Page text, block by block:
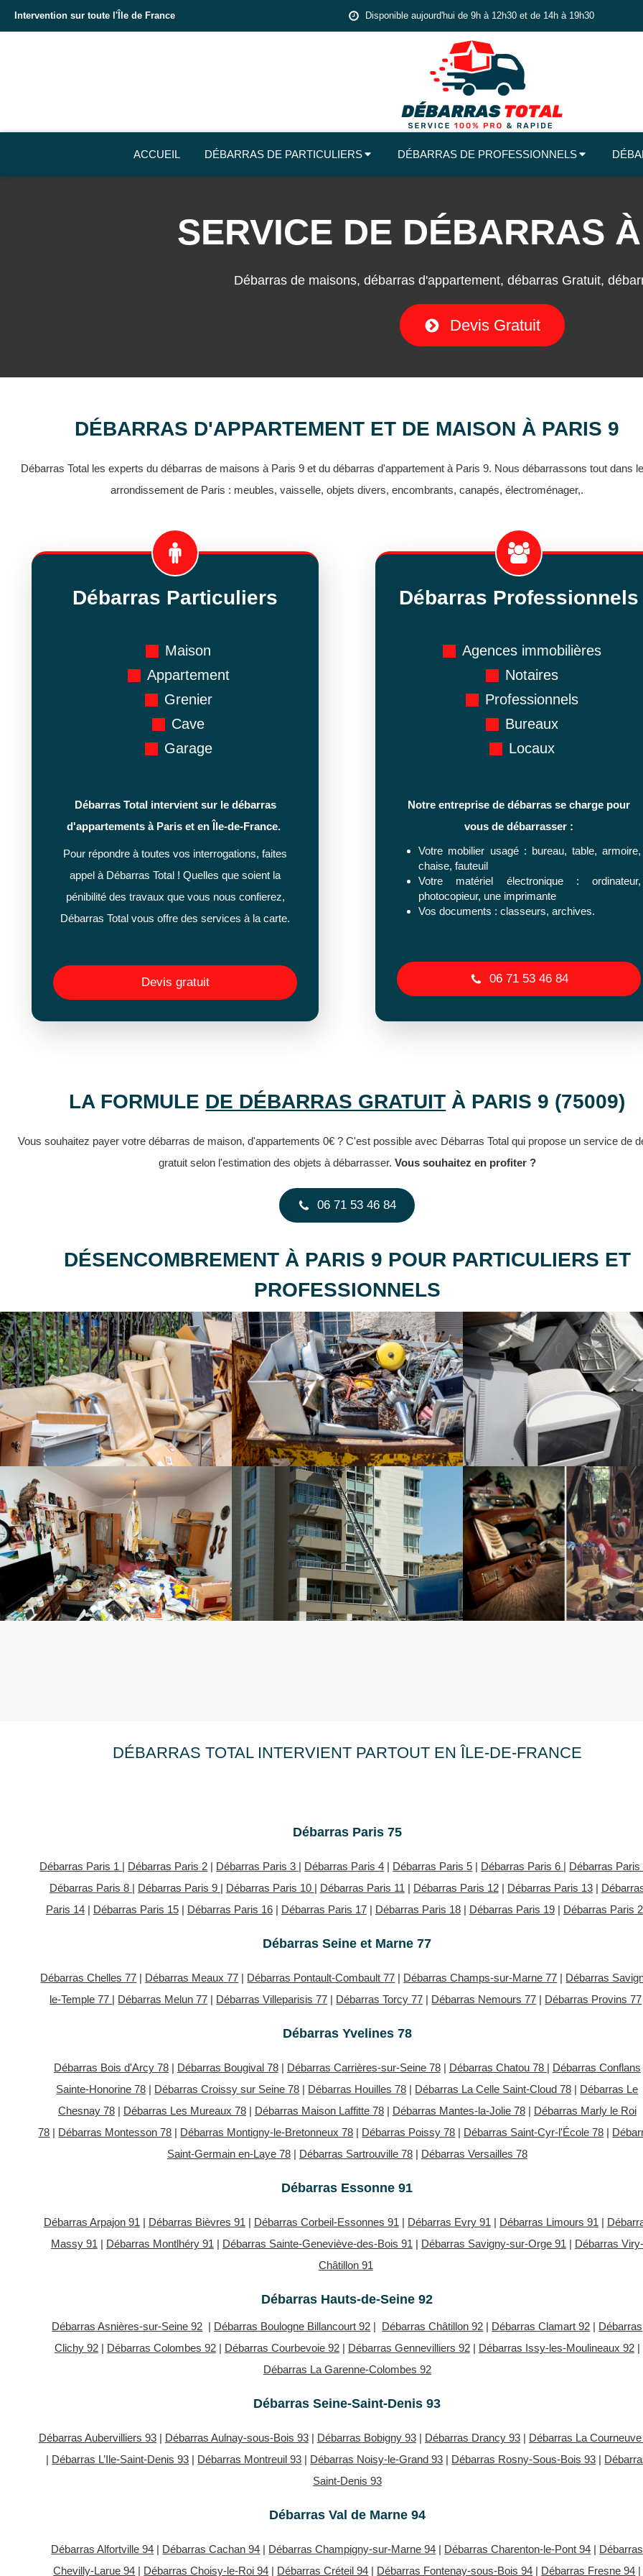
Disponible aujourd'hui de 9h à 12h30 et de 14h à 19h30
Intervention sur toute l'Île de France
ACCUEIL DÉBARRAS DE PARTICULIERS DÉBARRAS DE PROFESSIONNELS
SERVICE DE DÉBARRAS
Débarras de maisons, débarras d'appartement, débarras Gratuit,
Devis Gratuit
DÉBARRAS D'APPARTEMENT ET DE MAISON À PARIS 9
Débarras Total les experts du débarras de maisons à Paris 9 et du débarras d'appartement à Paris 9. Nous débarrassons tout dans
arrondissement de Paris : meubles, vaisselle, objets divers, encombrants, canapés, électroménager,.
Débarras Particuliers
Maison
Appartement
Grenier
Cave
Garage
Débarras Total intervient sur le débarras
d'appartements à Paris et en Île-de-France.
Pour répondre à toutes vos interrogations, faites
appel à Débarras Total ! Quelles que soient la
pénibilité des travaux que vous nous confierez,
Débarras Total vous offre des services à la carte.
Devis gratuit
Débarras Professionnels
Agences immobilières
Notaires
Professionnels
Bureaux
Locaux
Notre entreprise de débarras se charge pour
vous de débarrasser :
Votre mobilier usagé : bureau, table, armoire,
chaise, fauteuil
Votre matériel électronique : ordinateur,
photocopieur, une imprimante
Vos documents : classeurs, archives.
06 71 53 46 84
LA FORMULE DE DÉBARRAS GRATUIT À PARIS 9 (75009)
Vous souhaitez payer votre débarras de maison, d'appartements 0€ ? C'est possible avec Débarras Total qui propose un service de
gratuit selon l'estimation des objets à débarrasser. Vous souhaitez en profiter ?
06 71 53 46 84
DÉSENCOMBREMENT À PARIS 9 POUR PARTICULIERS ET
PROFESSIONNELS
DÉBARRAS TOTAL INTERVIENT PARTOUT EN ÎLE-DE-FRANCE
Débarras Paris 75
Débarras Paris 1 | Débarras Paris 2 | Débarras Paris 3 | Débarras Paris 4 | Débarras Paris 5 | Débarras Paris 6 | Débarras Paris
Débarras Paris 8 | Débarras Paris 9 | Débarras Paris 10 | Débarras Paris 11 | Débarras Paris 12| Débarras Paris 13|
Paris 14| Débarras Paris 15| Débarras Paris 16| Débarras Paris 17| Débarras Paris 18| Débarras Paris 19| Débarras Paris
Débarras Seine et Marne 77
Débarras Chelles 77 | Débarras Meaux 77 | Débarras Pontault-Combault 77 | Débarras Champs-sur-Marne 77 | Débarras
le-Temple 77 | Débarras Melun 77 | Débarras Villeparisis 77 | Débarras Torcy 77 | Débarras Nemours 77 | Débarras Provins 77
Débarras Yvelines 78
Débarras Bois d'Arcy 78| Débarras Bougival 78| Débarras Carrières-sur-Seine 78| Débarras Chatou 78 | Débarras Conflans
Sainte-Honorine 78 | Débarras Croissy sur Seine 78 | Débarras Houilles 78 | Débarras La Celle Saint-Cloud 78 | Débarras Le
Chesnay 78| Débarras Les Mureaux 78| Débarras Maison Laffitte 78| Débarras Mantes-la-Jolie 78| Débarras Marly le Roi
78 | Débarras Montesson 78 | Débarras Montigny-le-Bretonneux 78 | Débarras Poissy 78 | Débarras Saint-Cyr-l'École 78 |
Saint-Germain en-Laye 78| Débarras Sartrouville 78| Débarras Versailles 78
Débarras Essonne 91
Débarras Arpajon 91 | Débarras Bièvres 91 | Débarras Corbeil-Essonnes 91 | Débarras Evry 91 | Débarras Limours 91 |
Massy 91 | Débarras Montlhéry 91 | Débarras Sainte-Geneviève-des-Bois 91 | Débarras Savigny-sur-Orge 91 | Débarras Viry-
Châtillon 91
Débarras Hauts-de-Seine 92
Débarras Asnières-sur-Seine 92 | Débarras Boulogne Billancourt 92 | Débarras Châtillon 92 | Débarras Clamart 92 | Débarras
Clichy 92| Débarras Colombes 92| Débarras Courbevoie 92| Débarras Gennevilliers 92| Débarras Issy-les-Moulineaux 92|
Débarras La Garenne-Colombes 92
Débarras Seine-Saint-Denis 93
Débarras Aubervilliers 93| Débarras Aulnay-sous-Bois 93| Débarras Bobigny 93| Débarras Drancy 93| Débarras La
| Débarras L’Ile-Saint-Denis 93 | Débarras Montreuil 93 | Débarras Noisy-le-Grand 93 | Débarras Rosny-Sous-Bois 93 |
Saint-Denis 93
Débarras Val de Marne 94
Débarras Alfortville 94 | Débarras Cachan 94 | Débarras Champigny-sur-Marne 94 | Débarras Charenton-le-Pont 94 | Débarras
Chevilly-Larue 94 | Débarras Choisy-le-Roi 94 | Débarras Créteil 94 | Débarras Fontenay-sous-Bois 94 | Débarras Fresne 94 |